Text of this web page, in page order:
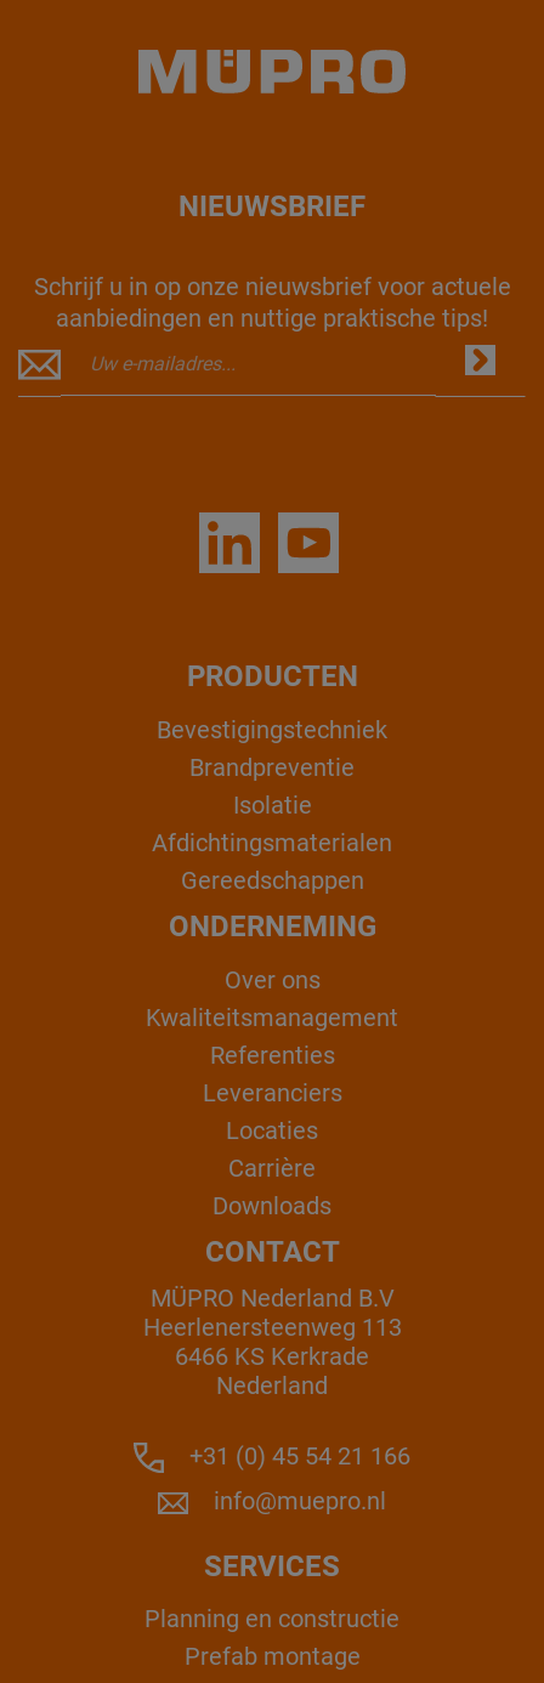
NIEUWSBRIEF
Schrijf u in op onze nieuwsbrief voor actuele
aanbiedingen en nuttige praktische tips!
PRODUCTEN
Bevestigingstechniek
Brandpreventie
Isolatie
Afdichtingsmaterialen
Gereedschappen
ONDERNEMING
Over ons
Kwaliteitsmanagement
Referenties
Leveranciers
Locaties
Carrière
Downloads
CONTACT
MÜPRO Nederland B.V
Heerlenersteenweg 113
6466 KS Kerkrade
Nederland
+31 (0) 45 54 21 166
info@muepro.nl
SERVICES
Planning en constructie
Prefab montage